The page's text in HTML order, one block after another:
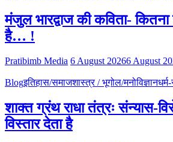
मंजुल भारद्वाज की कविता-
है… !
Pratibimb Media 6 August 20266 August
Blogइतिहास/समाजशास्त्र / भूगोल/मनोविज्ञान
शाक्त ग्रंथ राधा तंत्रः संन्यास-
विस्तार देता है